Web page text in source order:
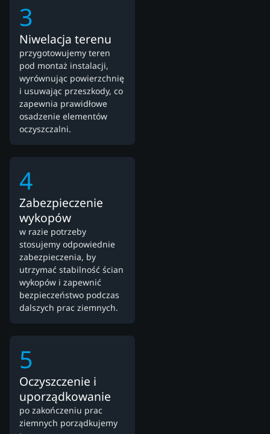
3
Niwelacja terenu
przygotowujemy teren
pod montaż instalacji,
wyrównując powierzchnię
i usuwając przeszkody, co
zapewnia prawidłowe
osadzenie elementów
oczyszczalni.
4
Zabezpieczenie
wykopów
w razie potrzeby
stosujemy odpowiednie
zabezpieczenia, by
utrzymać stabilność ścian
wykopów i zapewnić
bezpieczeństwo podczas
dalszych prac ziemnych.
5
Oczyszczenie i
uporządkowanie
po zakończeniu prac
ziemnych porządkujemy